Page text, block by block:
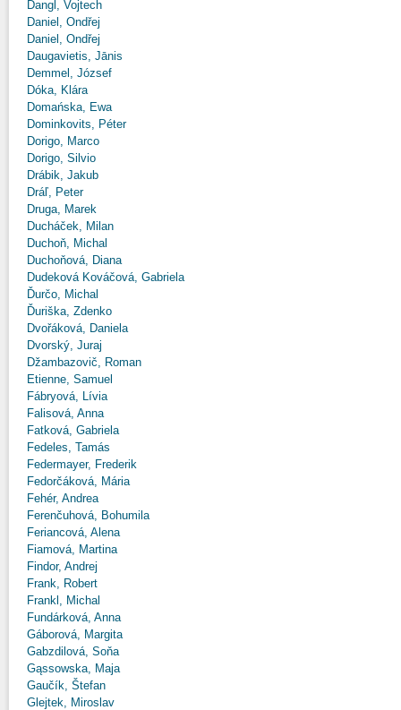
Dangl, Vojtech
Daniel, Ondřej
Daniel, Ondřej
Daugavietis, Jānis
Demmel, József
Dóka, Klára
Domańska, Ewa
Dominkovits, Péter
Dorigo, Marco
Dorigo, Silvio
Drábik, Jakub
Dráľ, Peter
Druga, Marek
Ducháček, Milan
Duchoň, Michal
Duchoňová, Diana
Dudeková Kováčová, Gabriela
Ďurčo, Michal
Ďuriška, Zdenko
Dvořáková, Daniela
Dvorský, Juraj
Džambazovič, Roman
Etienne, Samuel
Fábryová, Lívia
Falisová, Anna
Fatková, Gabriela
Fedeles, Tamás
Federmayer, Frederik
Fedorčáková, Mária
Fehér, Andrea
Ferenčuhová, Bohumila
Feriancová, Alena
Fiamová, Martina
Findor, Andrej
Frank, Robert
Frankl, Michal
Fundárková, Anna
Gáborová, Margita
Gabzdilová, Soňa
Gąssowska, Maja
Gaučík, Štefan
Glejtek, Miroslav